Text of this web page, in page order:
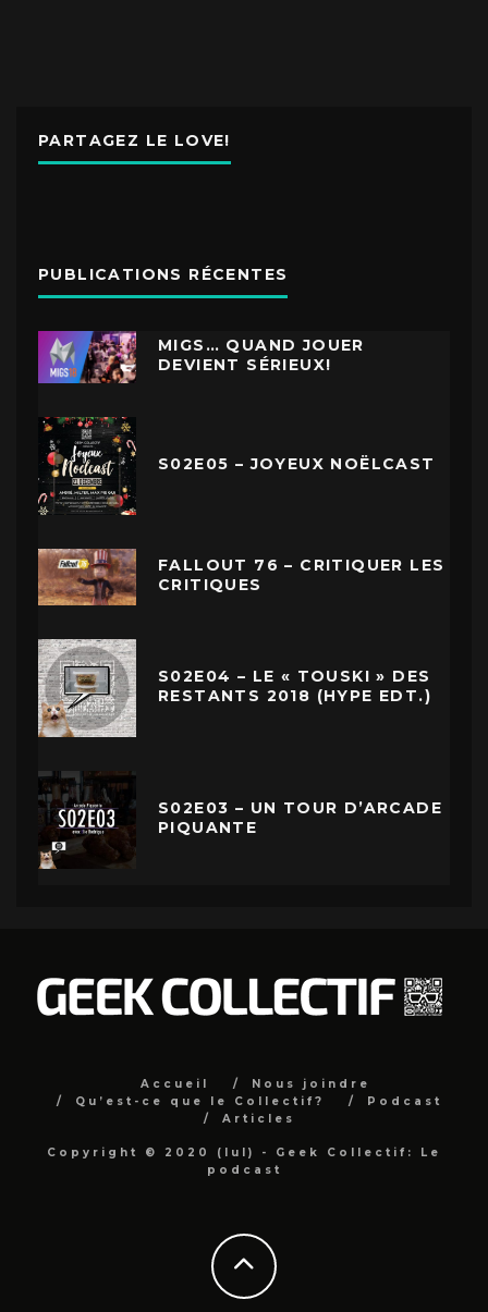
PARTAGEZ LE LOVE!
PUBLICATIONS RÉCENTES
MIGS… QUAND JOUER
DEVIENT SÉRIEUX!
S02E05 – JOYEUX NOËLCAST
FALLOUT 76 – CRITIQUER LES
CRITIQUES
S02E04 – LE « TOUSKI » DES
RESTANTS 2018 (HYPE EDT.)
S02E03 – UN TOUR D’ARCADE
PIQUANTE
Accueil
Nous joindre
Qu’est-ce que le Collectif?
Podcast
Articles
Copyright © 2020 (lul) - Geek Collectif: Le
podcast